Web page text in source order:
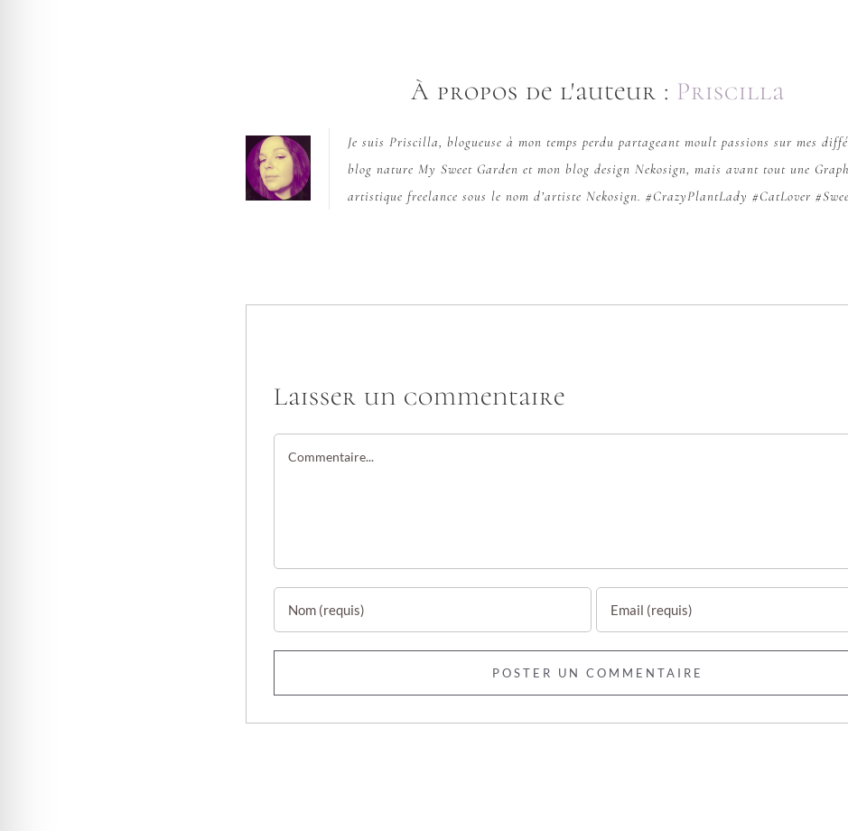
À propos de l'auteur : Priscilla
Je suis Priscilla, blogueuse à mon temps perdu partageant moult passions sur mes
blog nature My Sweet Garden et mon blog design Nekosign, mais avant tout une
artistique freelance sous le nom d’artiste Nekosign. #CrazyPlantLady #CatLover
Laisser un commentaire